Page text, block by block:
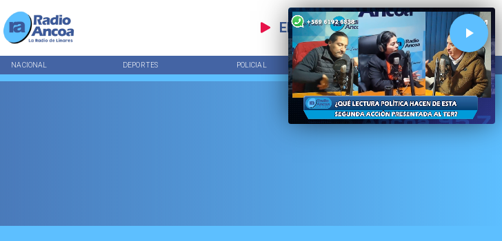
EN VIVO
NACIONAL DEPORTES POLICIAL TENDENCIAS